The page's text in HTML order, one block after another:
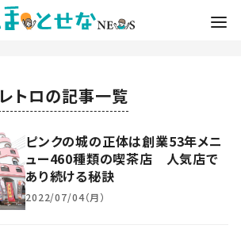
レトロの記事一覧
ピンクの城の正体は創業53年メニ
ュー460種類の喫茶店 人気店で
あり続ける秘訣
2022/07/04（月）